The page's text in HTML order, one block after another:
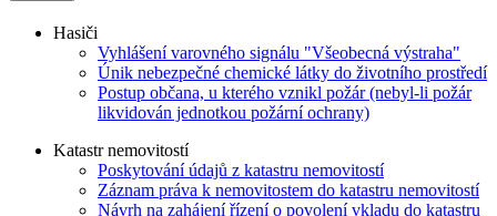
Hasiči
Vyhlášení varovného signálu "Všeobecná výstraha"
Únik nebezpečné chemické látky do životního prostředí
Postup občana, u kterého vznikl požár (nebyl-li požár
likvidován jednotkou požární ochrany)
Katastr nemovitostí
Poskytování údajů z katastru nemovitostí
Záznam práva k nemovitostem do katastru nemovitostí
Návrh na zahájení řízení o povolení vkladu do katastru